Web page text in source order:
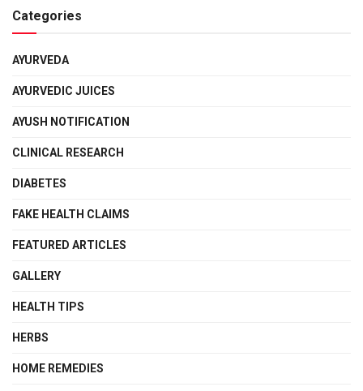
Categories
AYURVEDA
AYURVEDIC JUICES
AYUSH NOTIFICATION
CLINICAL RESEARCH
DIABETES
FAKE HEALTH CLAIMS
FEATURED ARTICLES
GALLERY
HEALTH TIPS
HERBS
HOME REMEDIES